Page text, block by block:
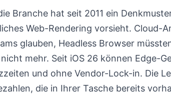
Branche hat seit 2011 ein
Web-Rendering vorsieht. Cloud-
glauben, Headless Browser
mehr. Seit iOS 26 können Edge-
und ohne Vendor-Lock-in. Die
die in Ihrer Tasche bereits